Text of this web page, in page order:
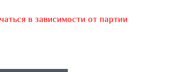
в зависимости от партии